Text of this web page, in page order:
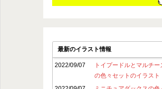
最新のイラスト情報
2022/09/07
トイプードルとマルチー
の色々セットのイラスト